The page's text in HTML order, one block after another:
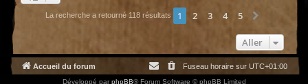
La recherche a retourné 118 résultats 1 2 3 4 5
Aller
Accueil du forum Fuseau horaire sur UTC+01:00
Développé par phpBB® Forum Software © phpBB Limited